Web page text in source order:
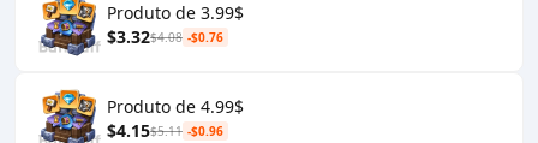
Produto de 3.99$
$3.32$4.08 -$0.76
Produto de 4.99$
$4.15$5.11 -$0.96